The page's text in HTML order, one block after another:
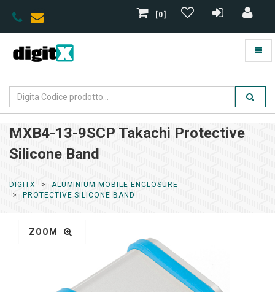
[0]
MXB4-13-9SCP Takachi Protective
Silicone Band
DIGITX
ALUMINIUM MOBILE ENCLOSURE
PROTECTIVE SILICONE BAND
ZOOM